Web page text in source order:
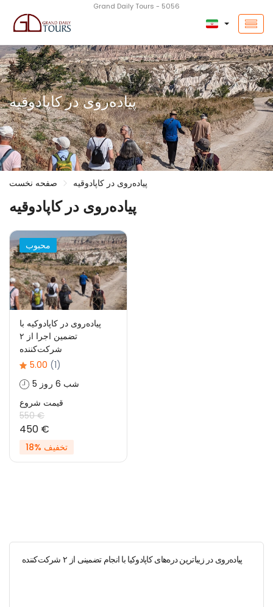
Grand Daily Tours - 5056
پیاده‌روی در کاپادوقیه
صفحه نخست پیاده‌روی در کاپادوقیه
پیاده‌روی در کاپادوقیه
محبوب
پیاده‌روی در کاپادوکیه با
تضمین اجرا از ۲
شرکت‌کننده
5.00 (1)
5 شب 6 روز
قیمت شروع
550 €
450 €
تخفیف %18
پیاده‌روی در زیباترین دره‌های کاپادوکیا با انجام تضمینی از ۲ شرکت‌کننده